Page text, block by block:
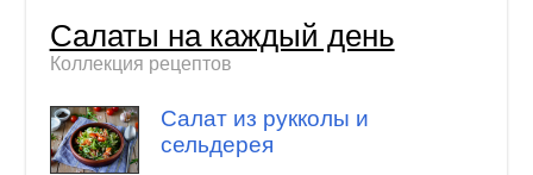
Салаты на каждый день
Коллекция рецептов
Салат из рукколы и
сельдерея